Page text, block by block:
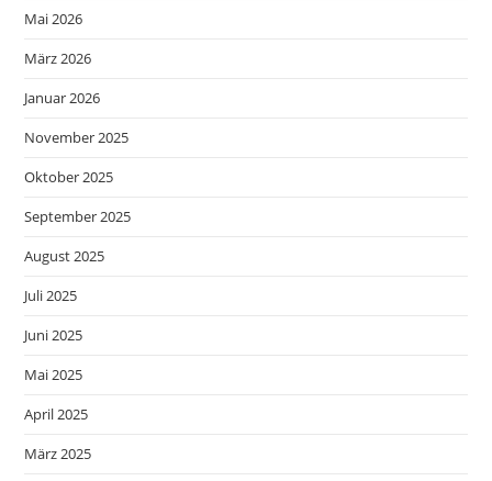
Mai 2026
März 2026
Januar 2026
November 2025
Oktober 2025
September 2025
August 2025
Juli 2025
Juni 2025
Mai 2025
April 2025
März 2025